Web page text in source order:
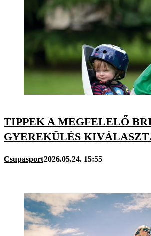
TIPPEK A MEGFELELŐ
GYEREKÜLÉS
Csupasport2026.05.24. 15:55